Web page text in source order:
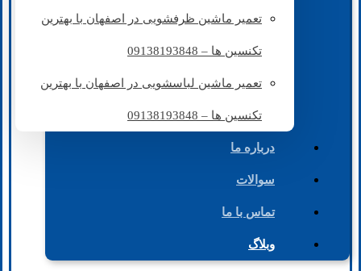
تعمیر ماشین ظرفشویی در اصفهان با بهترین
تکنسین ها – 09138193848
تعمیر ماشین لباسشویی در اصفهان با بهترین
تکنسین ها – 09138193848
درباره ما
سوالات
تماس با ما
وبلاگ